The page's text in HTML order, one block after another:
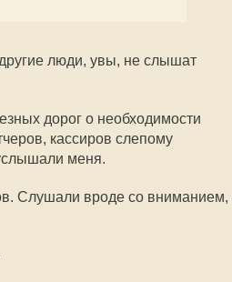
люди, увы, не слышат
дорог о необходимости
кассиров слепому
меня.
Слушали вроде со вниманием,